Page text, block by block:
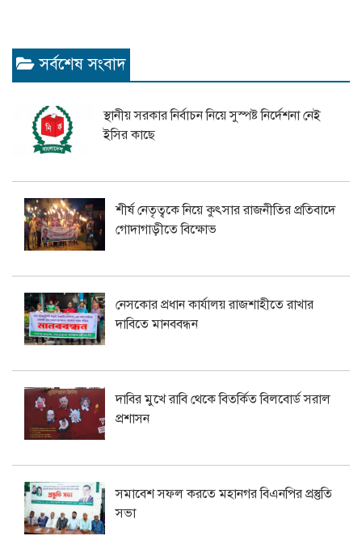
সর্বশেষ সংবাদ
স্থানীয় সরকার নির্বাচন নিয়ে সুস্পষ্ট নির্দেশনা নেই
ইসির কাছে
শীর্ষ নেতৃত্বকে নিয়ে কুৎসার রাজনীতির প্রতিবাদে
গোদাগাড়ীতে বিক্ষোভ
নেসকোর প্রধান কার্যালয় রাজশাহীতে রাখার
দাবিতে মানববন্ধন
দাবির মুখে রাবি থেকে বিতর্কিত বিলবোর্ড সরাল
প্রশাসন
সমাবেশ সফল করতে মহানগর বিএনপির প্রস্তুতি
সভা